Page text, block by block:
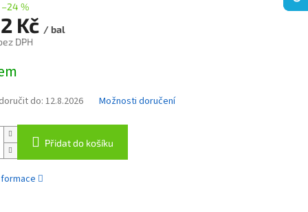
–24 %
Kč / bal
DPH
do: 12.8.2026 Možnosti doručení
Přidat do košíku